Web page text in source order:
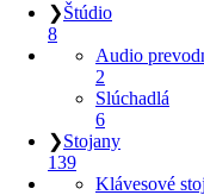
❯Štúdio
8
Audio
2
Slúchadlá
6
❯Stojany
139
Klávesové